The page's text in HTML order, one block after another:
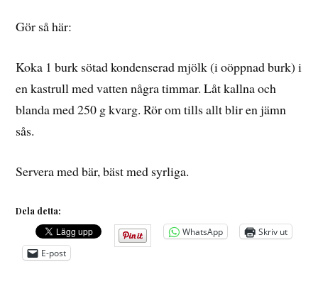
Gör så här:
Koka 1 burk sötad kondenserad mjölk (i oöppnad burk) i
en kastrull med vatten några timmar. Låt kallna och
blanda med 250 g kvarg. Rör om tills allt blir en jämn
sås.
Servera med bär, bäst med syrliga.
Dela detta:
WhatsApp
Skriv ut
E-post